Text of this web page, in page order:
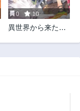
0 10
異世界から来た魔
莫大な魔力で、ダ